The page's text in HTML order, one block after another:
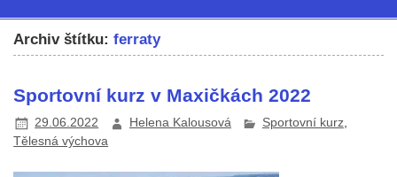
Archiv štítku:ferraty
Sportovní kurz v Maxičkách 2022
29.06.2022 Helena Kalousová Sportovní kurz,
Tělesná výchova